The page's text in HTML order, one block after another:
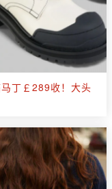
丁￡289收！大头